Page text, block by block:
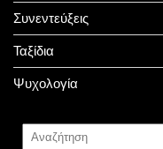
Συνεντεύξεις
Ταξίδια
Ψυχολογία